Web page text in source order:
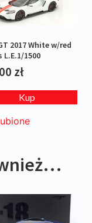
2017 White w/red
L.E.1/1500
zł
Kup